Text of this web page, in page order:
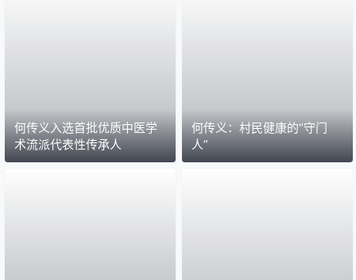
何传义入选首批优质中医学
术流派代表性传承人
何传义：村民健康的“守门
人”